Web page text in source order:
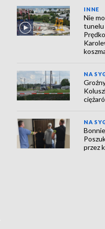
INNE
Nie
tunelu
NA
NA
przez